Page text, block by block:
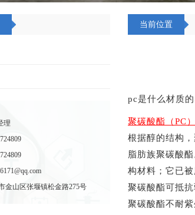
当前位置
pc是什么材质
聚碳酸酯（PC）
根据醇的结构
脂肪族聚碳酸
构材料；它已
聚碳酸酯可抵抗
聚碳酸酯不耐紫
理
金山区张堰镇松金路275号